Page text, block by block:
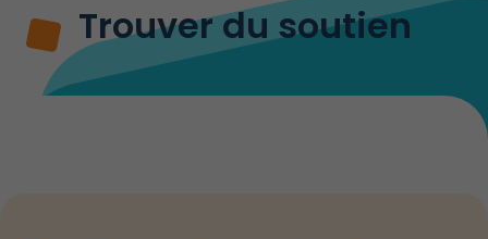
Trouver du soutien